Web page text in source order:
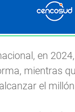
en
mientras
el